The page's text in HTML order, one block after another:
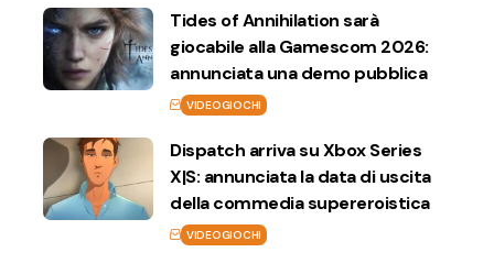
Tides of Annihilation sarà
giocabile alla Gamescom 2026:
annunciata una demo pubblica
VIDEOGIOCHI
Dispatch arriva su Xbox Series
X|S: annunciata la data di uscita
della commedia supereroistica
VIDEOGIOCHI